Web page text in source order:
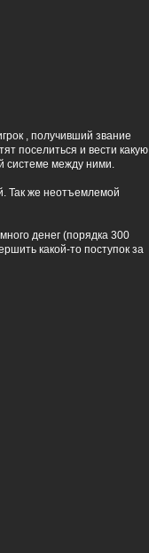
, получивший звание
поселиться и вести какую
системе между ними.
Так же неотъемлемой
денег (порядка 300
какой-то поступок за